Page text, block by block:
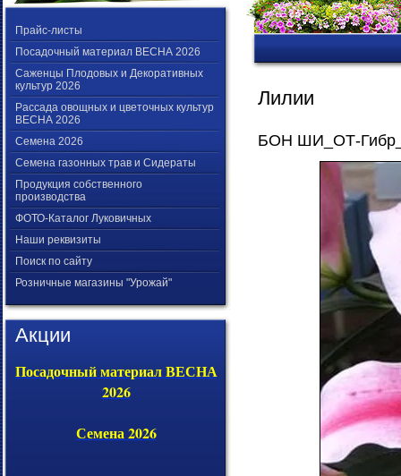
Прайс-листы
Посадочный материал ВЕСНА 2026
Саженцы Плодовых и Декоративных
культур 2026
Рассада овощных и цветочных культур
ВЕСНА 2026
Семена 2026
Семена газонных трав и Сидераты
Продукция собственного
производства
ФОТО-Каталог Луковичных
Наши реквизиты
Поиск по сайту
Розничные магазины "Урожай"
Акции
Посадочный материал ВЕСНА
2026
Семена 2026
Лилии
БОН ШИ_ОТ-